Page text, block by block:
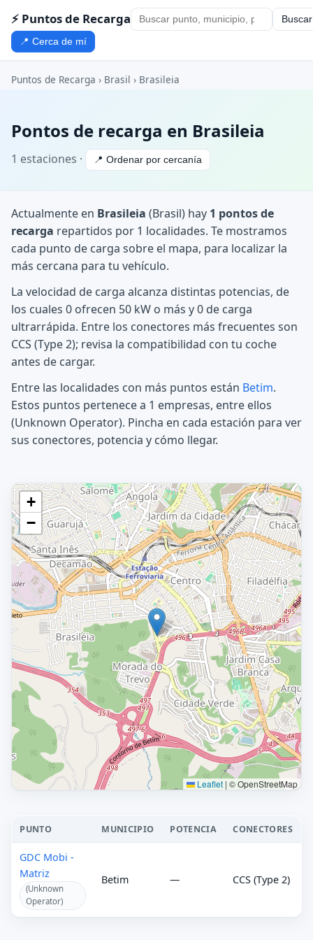
⚡ Puntos de Recarga Buscar
📍 Cerca de mí
Puntos de Recarga › Brasil › Brasileia
Pontos de recarga en Brasileia
1 estaciones · 📍 Ordenar por cercanía
Actualmente en Brasileia (Brasil) hay 1 pontos de
recarga repartidos por 1 localidades. Te mostramos
cada punto de carga sobre el mapa, para localizar la
más cercana para tu vehículo.
La velocidad de carga alcanza distintas potencias, de
los cuales 0 ofrecen 50 kW o más y 0 de carga
ultrarrápida. Entre los conectores más frecuentes son
CCS (Type 2); revisa la compatibilidad con tu coche
antes de cargar.
Entre las localidades con más puntos están Betim.
Estos puntos pertenece a 1 empresas, entre ellos
(Unknown Operator). Pincha en cada estación para ver
sus conectores, potencia y cómo llegar.
+
−
Leaflet | © OpenStreetMap
PUNTO MUNICIPIO POTENCIA CONECTORES
GDC Mobi -
Matriz
(Unknown
Operator)
Betim — CCS (Type 2)